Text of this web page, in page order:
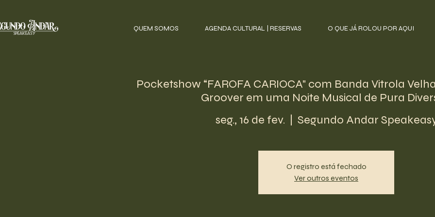
QUEM SOMOS AGENDA CULTURAL | RESERVAS O QUE JÁ ROLOU POR AQUI
Pocketshow “FAROFA CARIOCA" com Banda Vitrola
Groover em uma Noite Musical de Pura
seg., 16 de fev.
  |
Segundo Andar
O registro está fechado
Ver outros eventos